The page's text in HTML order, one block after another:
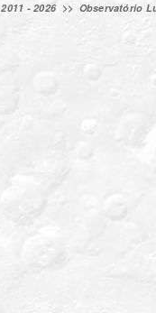
2011 - 2026 >> Observatório